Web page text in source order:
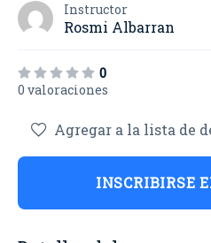
Instructor
Rosmi Albarran
0
0 valoraciones
Agregar a la lista de
INSCRIBIRSE